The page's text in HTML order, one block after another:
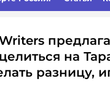
на
разницу,